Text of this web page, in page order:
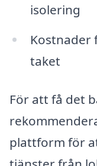
isolering
Kostnader
taket
För att få det
plattform för